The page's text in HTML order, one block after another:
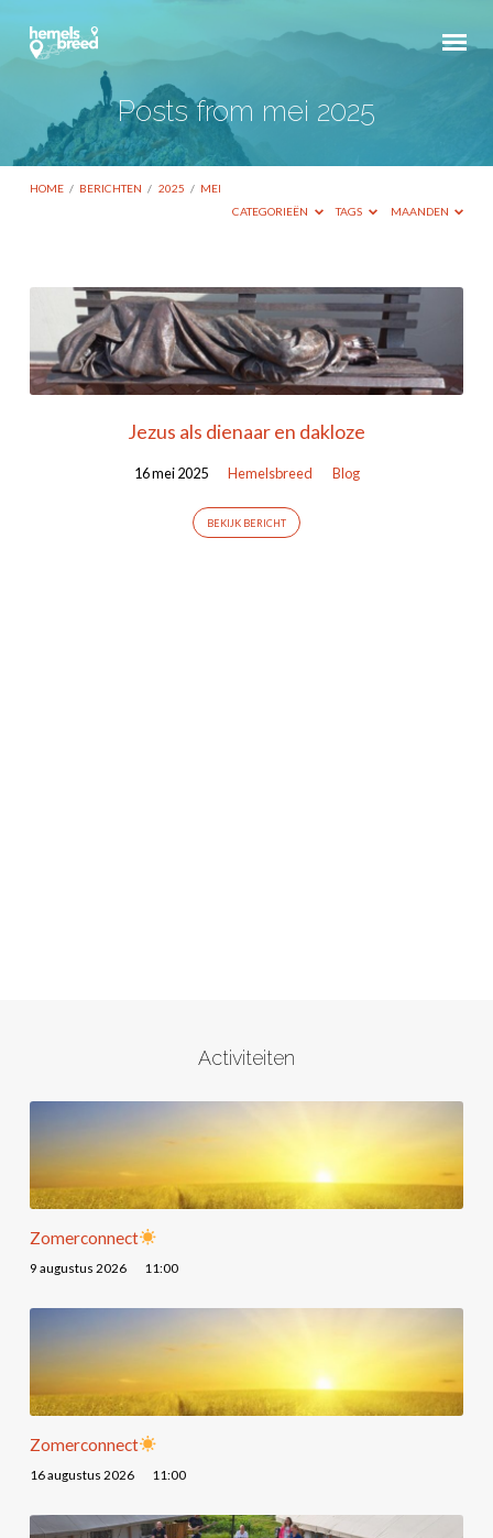
Posts from mei 2025
HOME / BERICHTEN / 2025 / MEI
CATEGORIEËN
TAGS MAANDEN
Posts
from
mei
2025
Jezus als dienaar en dakloze
16 mei 2025 Hemelsbreed Blog
BEKIJK BERICHT
Activiteiten
Zomerconnect
9 augustus 2026 11:00
Zomerconnect
16 augustus 2026 11:00